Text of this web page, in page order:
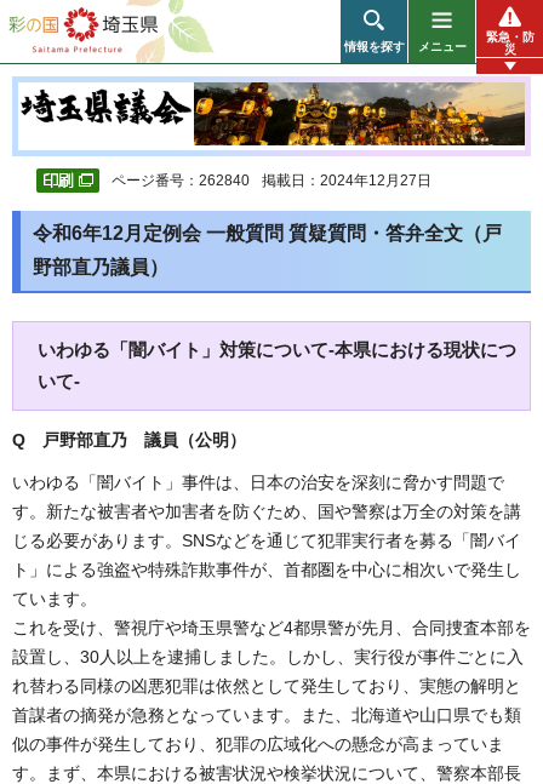
彩の国 埼玉県
情報を探す メニュー
緊急・防
災
ページ番号：262840 掲載日：2024年12月27日
令和6年12月定例会 一般質問 質疑質問・答弁全文（戸
野部直乃議員）
いわゆる「闇バイト」対策について-本県における現状につ
いて-
Q 戸野部直乃 議員（公明）
いわゆる「闇バイト」事件は、日本の治安を深刻に脅かす問題で
す。新たな被害者や加害者を防ぐため、国や警察は万全の対策を講
じる必要があります。SNSなどを通じて犯罪実行者を募る「闇バイ
ト」による強盗や特殊詐欺事件が、首都圏を中心に相次いで発生し
ています。
これを受け、警視庁や埼玉県警など4都県警が先月、合同捜査本部を
設置し、30人以上を逮捕しました。しかし、実行役が事件ごとに入
れ替わる同様の凶悪犯罪は依然として発生しており、実態の解明と
首謀者の摘発が急務となっています。また、北海道や山口県でも類
似の事件が発生しており、犯罪の広域化への懸念が高まっていま
す。まず、本県における被害状況や検挙状況について、警察本部長